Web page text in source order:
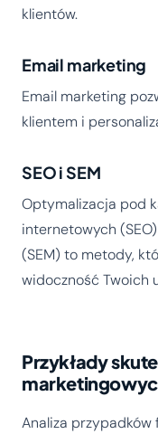
klientów.
Email marketing
Email marketing
klientem i
SEO i SEM
Optymalizacja pod
internetowych
(SEM) to metody,
widoczność Twoich
Przykłady
Analiza przypadków